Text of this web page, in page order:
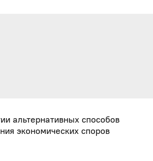
альтернативных способов
экономических споров